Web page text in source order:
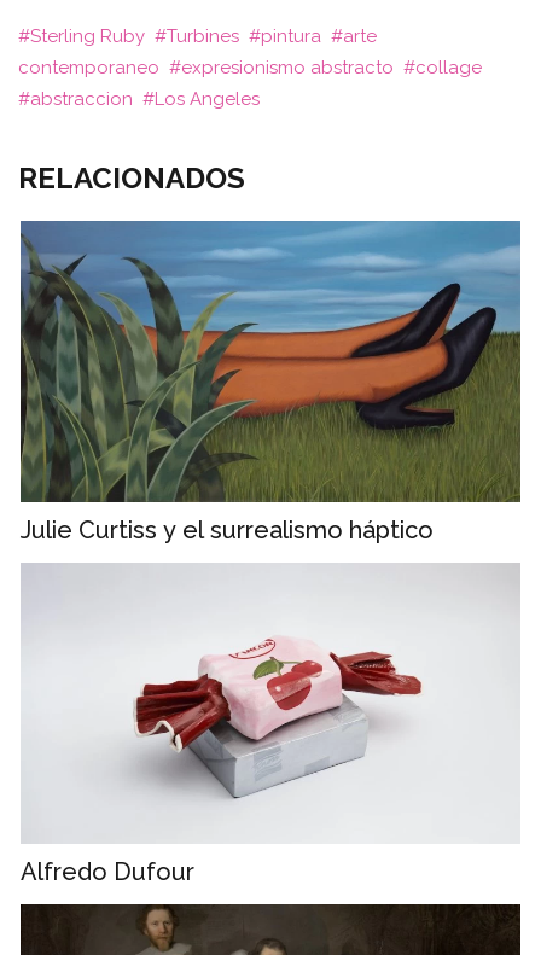
Sterling Ruby Turbines pintura
arte
contemporaneo
expresionismo abstracto
collage
abstraccion
Los Angeles
RELACIONADOS
Julie Curtiss y el surrealismo háptico
Alfredo Dufour